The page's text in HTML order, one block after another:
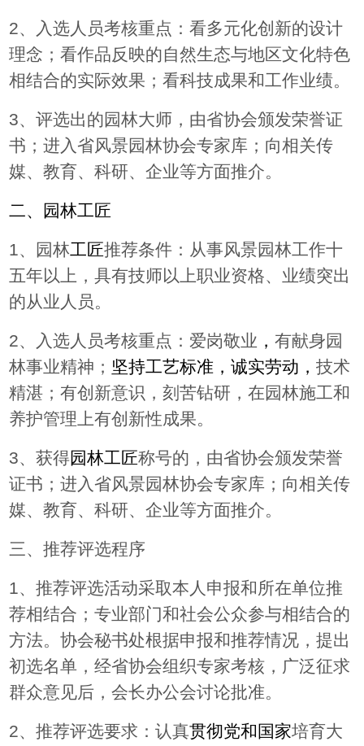
2、入选人员考核重点：看多元化创新的设计
理念；看作品反映的自然生态与地区文化特色
相结合的实际效果；看科技成果和工作业绩。
3、评选出的园林大师，由省协会颁发荣誉证
书；进入省风景园林协会专家库；向相关传
媒、教育、科研、企业等方面推介。
二、园林工匠
1、园林工匠推荐条件： 从事风景园林工作十
五年以上，具有技师以上职业资格、业绩突出
的从业人员。
2、 入选人员考核重点： 爱岗敬业 ，有献身园
林事业精神； 坚持工艺标准，诚实劳动，技术
精湛；有创新意识，刻苦钻研，在园林施工和
养护管理上有创新性成果。
3、获得园林工匠称号的，由省协会颁发荣誉
证书；进入省风景园林协会专家库；向相关传
媒、教育、科研、企业等方面推介。
三、推荐评选程序
1、推荐评选活动采取本人申报和所在单位推
荐相结合；专业部门和社会公众参与相结合的
方法。协会秘书处根据申报和推荐情况，提出
初选名单，经省协会组织专家考核，广泛征求
群众意见后，会长办公会讨论批准。
2、推荐评选要求：认真贯彻党和国家培育大